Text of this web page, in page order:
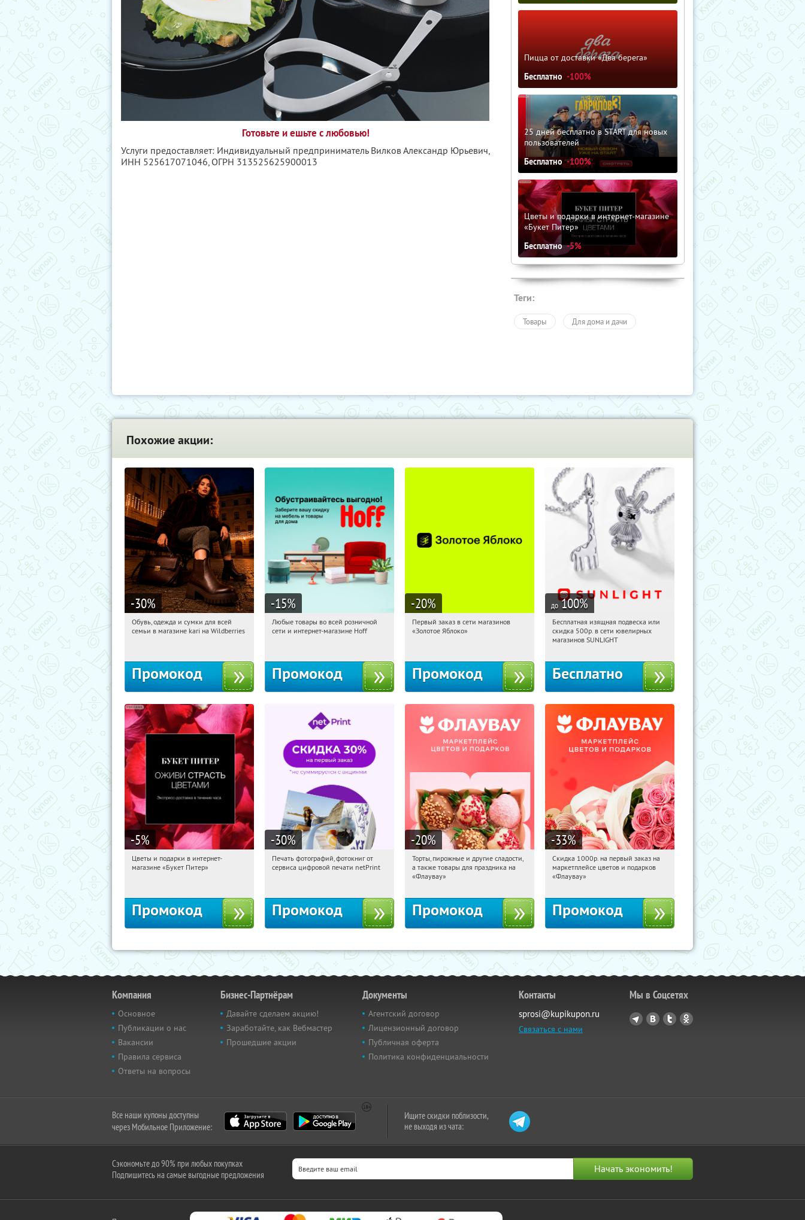
Готовьте и ешьте с любовью!
Услуги предоставляет: Индивидуальный предприниматель Вилков Александр Юрьевич,
ИНН 525617071046 , ОГРН 313525625900013
Пицца от доставки «Два берега»
Бесплатно -100%
25 дней бесплатно в START для новых
пользователей
Бесплатно -100%
Цветы и подарки в интернет-магазине
«Букет Питер»
Бесплатно -5%
Теги:
Товары Для дома и дачи
Похожие акции:
-30%
06:02:21 Получили:
Обувь, одежда и сумки для всей
семьи в магазине kari на Wildberries
Промокод
-15%
06:02:21 Получили:
Любые товары во всей розничной
сети и интернет-магазине Hoff
Промокод
-20%
06:02:21
Получи первым!
Первый заказ в сети магазинов
«Золотое Яблоко»
Промокод
до 100%
06:02:21 Получили:
Россия
Бесплатная изящная подвеска или
скидка 500р. в сети ювелирных
магазинов SUNLIGHT
Бесплатно
-5%
06:02:21
Получи первым!
Цветы и подарки в интернет-
магазине «Букет Питер»
Промокод
-30%
06:02:21 Получили:
Печать фотографий, фотокниг от
сервиса цифровой печати netPrint
Промокод
-20%
06:02:21 Получили:
Россия
Торты, пирожные и другие сладости,
а также товары для праздника на
«Флаувау»
Промокод
-33%
06:02:21 Получили:
Россия
Скидка 1000р. на первый заказ на
маркетплейсе цветов и подарков
«Флаувау»
Промокод
Компания
Основное
Публикации о нас
Вакансии
Правила сервиса
Ответы на вопросы
Бизнес-Партнёрам
Давайте сделаем акцию!
Заработайте, как Вебмастер
Прошедшие акции
Документы
Агентский договор
Лицензионный договор
Публичная оферта
Политика конфиденциальности
Контакты
sprosi@kupikupon.ru
Связаться с нами
Мы в Соцсетях
Все наши купоны доступны
через Мобильное Приложение:
Ищите скидки поблизости,
не выходя из чата:
Сэкономьте до 90% при любых покупках
Подпишитесь на самые выгодные предложения